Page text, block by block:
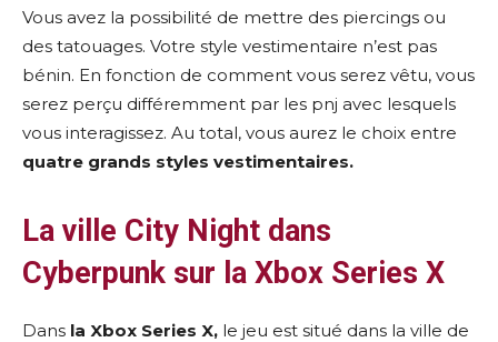
Vous avez la possibilité de mettre des piercings ou
des tatouages. Votre style vestimentaire n’est pas
bénin. En fonction de comment vous serez vêtu, vous
serez perçu différemment par les pnj avec lesquels
vous interagissez. Au total, vous aurez le choix entre
quatre grands styles vestimentaires.
La ville City Night dans
Cyberpunk sur la Xbox Series X
Dans la Xbox Series X, le jeu est situé dans la ville de